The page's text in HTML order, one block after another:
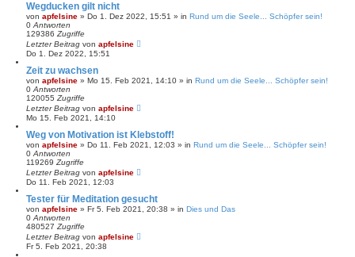
Wegducken gilt nicht
von apfelsine » Do 1. Dez 2022, 15:51 » in Rund um die Seele... Schöpfer sein!
0 Antworten
129386 Zugriffe
Letzter Beitrag von apfelsine
Do 1. Dez 2022, 15:51
Zeit zu wachsen
von apfelsine » Mo 15. Feb 2021, 14:10 » in Rund um die Seele... Schöpfer sein!
0 Antworten
120055 Zugriffe
Letzter Beitrag von apfelsine
Mo 15. Feb 2021, 14:10
Weg von Motivation ist Klebstoff!
von apfelsine » Do 11. Feb 2021, 12:03 » in Rund um die Seele... Schöpfer sein!
0 Antworten
119269 Zugriffe
Letzter Beitrag von apfelsine
Do 11. Feb 2021, 12:03
Tester für Meditation gesucht
von apfelsine » Fr 5. Feb 2021, 20:38 » in Dies und Das
0 Antworten
480527 Zugriffe
Letzter Beitrag von apfelsine
Fr 5. Feb 2021, 20:38